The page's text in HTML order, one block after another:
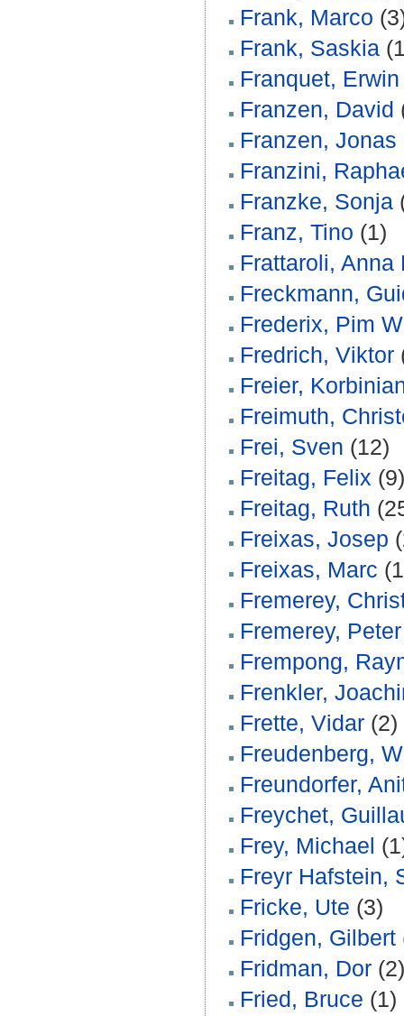
Frank, Marco
Frank, Saskia
Franquet, Erwin
Franzen, David
Franzen, Jonas
Franzini,
Franzke, Sonja
Franz, Tino (1)
Frattaroli, Anna
Freckmann,
Frederix, Pim
Fredrich, Viktor
Freier,
Freimuth,
Frei, Sven (12)
Freitag, Felix (9)
Freitag, Ruth
Freixas, Josep
Freixas, Marc
Fremerey,
Fremerey, Peter
Frempong,
Frenkler,
Frette, Vidar (2)
Freudenberg,
Freundorfer,
Freychet,
Frey, Michael
Freyr Hafstein,
Fricke, Ute (3)
Fridgen, Gilbert
Fridman, Dor (2)
Fried, Bruce (1)